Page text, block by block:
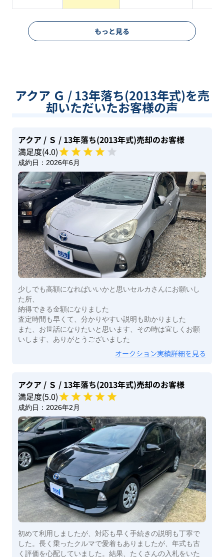
もっと見る
アクア Ｇ / 13年落ち(2013年式)を売
却いただいたお客様の声
アクア / Ｓ / 13年落ち(2013年式)売却のお客様
満足度(4.0)
成約日： 2026年6月
少しでも高額になればいいかと思いセルカさんにお願いし
た所、
納得できる金額になりました
査定時間も早くて、分かりやすい説明も助かりました
また、お世話になりたいと思います、その時は宜しくお願
いします、ありがとうございました
オークション実績詳細を見る
アクア / Ｓ / 13年落ち(2013年式)売却のお客様
満足度(5.0)
成約日： 2026年2月
初めて利用しましたが、対応も早く手続きの説明も丁寧で
した。長く乗ったクルマで愛着もありましたが、年式も古
く評価を心配していました。結果、たくさんの入札をいた